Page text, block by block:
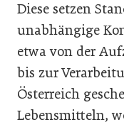
Diese setzen
unabhängige
etwa von der
bis zur
Österreich
Lebensmitteln,